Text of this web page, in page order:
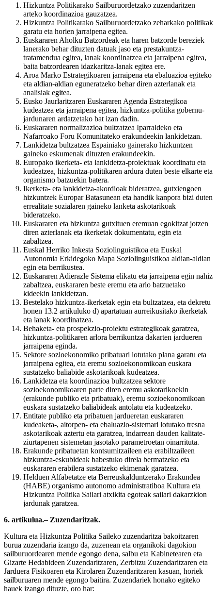
Hizkuntza Politikarako Sailburuordetzako zuzendaritzen
arteko koordinazioa gauzatzea.
Hizkuntza Politikarako Sailburuordetzako zeharkako politikak
garatu eta horien jarraipena egitea.
Euskararen Aholku Batzordeak eta haren batzorde bereziek
lanerako behar dituzten datuak jaso eta prestakuntza-
tratamendua egitea, lanak koordinatzea eta jarraipena egitea,
baita batzordearen idazkaritza-lanak egitea ere.
Aroa Marko Estrategikoaren jarraipena eta ebaluazioa egiteko
eta aldian-aldian eguneratzeko behar diren azterlanak eta
analisiak egitea.
Eusko Jaurlaritzaren Euskararen Agenda Estrategikoa
kudeatzea eta jarraipena egitea, hizkuntza-politika gobernu-
jardunaren ardatzetako bat izan dadin.
Euskararen normalizazioa bultzatzea Iparraldeko eta
Nafarroako Foru Komunitateko erakundeekin lankidetzan.
Lankidetza bultzatzea Espainiako gainerako hizkuntzen
gaineko eskumenak dituzten erakundeekin.
Europako ikerketa- eta lankidetza-proiektuak koordinatu eta
kudeatzea, hizkuntza-politikaren ardura duten beste elkarte eta
organismo batzuekin batera.
Ikerketa- eta lankidetza-akordioak bideratzea, gutxiengoen
hizkuntzek Europar Batasunean eta handik kanpora bizi duten
errealitate sozialaren gaineko lanketa askotarikoak
bideratzeko.
Euskararen eta hizkuntza gutxituen eremuan egokitzat jotzen
diren azterlanak eta ikerketak dokumentatu, egin eta
zabaltzea.
Euskal Herriko Inkesta Soziolinguistikoa eta Euskal
Autonomia Erkidegoko Mapa Soziolinguistikoa aldian-aldian
egin eta berrikustea.
Euskararen Adierazle Sistema elikatu eta jarraipena egin nahiz
zabaltzea, euskararen beste eremu eta arlo batzuetako
kideekin lankidetzan.
Bestelako hizkuntza-ikerketak egin eta bultzatzea, eta dekretu
honen 13.2 artikuluko d) apartatuan aurreikusitako ikerketak
eta lanak koordinatzea.
Behaketa- eta prospekzio-proiektu estrategikoak garatzea,
hizkuntza-politikaren arlora berrikuntza dakarten jardueren
jarraipena eginda.
Sektore sozioekonomiko pribatuari lotutako plana garatu eta
jarraipena egitea, eta eremu sozioekonomikoan euskara
sustatzeko baliabide askotarikoak kudeatzea.
Lankidetza eta koordinazioa bultzatzea sektore
sozioekonomikoaren parte diren eremu askotarikoekin
(erakunde publiko eta pribatuak), eremu sozioekonomikoan
euskara sustatzeko baliabideak antolatu eta kudeatzeko.
Entitate publiko eta pribatuen jardueretan euskararen
kudeaketa-, aitorpen- eta ebaluazio-sistemari lotutako tresna
askotarikoak aztertu eta garatzea, indarrean dauden kalitate-
ziurtapenen sistemetan jasotako parametroetan oinarrituta.
Erakunde pribatuetan kontsumitzaileen eta erabiltzaileen
hizkuntza-eskubideak babestuko direla bermatzeko eta
euskararen erabilera sustatzeko ekimenak garatzea.
Helduen Alfabetatze eta Berreuskalduntzerako Erakundea
(HABE) organismo autonomo administratiboa Kultura eta
Hizkuntza Politika Sailari atxikita egoteak sailari dakarzkion
jardunak garatzea.
6. artikulua.– Zuzendaritzak.
Kultura eta Hizkuntza Politika Saileko zuzendaritza bakoitzaren
burua zuzendaria izango da, zuzenean eta organikoki dagokion
sailburuordearen mende egongo dena, salbu eta Kabinetearen eta
Gizarte Hedabideen Zuzendaritzaren, Zerbitzu Zuzendaritzaren eta
Jarduera Fisikoaren eta Kirolaren Zuzendaritzaren kasuan, horiek
sailburuaren mende egongo baitira. Zuzendariek honako egiteko
hauek izango dituzte, oro har: